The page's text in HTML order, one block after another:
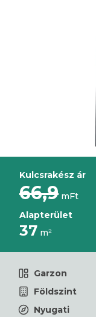
Kulcsrakész ár
66,9 mFt
Alapterület
37 m²
Garzon
Földszint
Nyugati